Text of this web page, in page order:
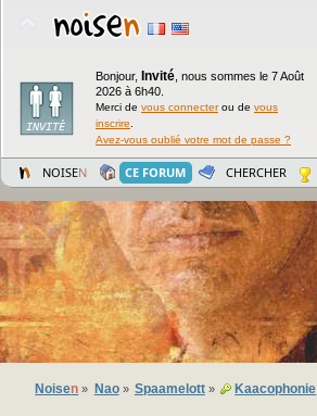
Bonjour, Invité nous sommes le 7 Août
2026 à 6h40.
Merci de vous connecterou de vous
inscrire
Avez-vous oublié votre mot de passe ?
NOISEN CE FORUM CHERCHER
Noisen » Nao» Spaamelott» Kaacophonie